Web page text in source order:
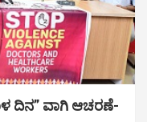
ದಿನ” ವಾಗಿ ಆಚರಣೆ-